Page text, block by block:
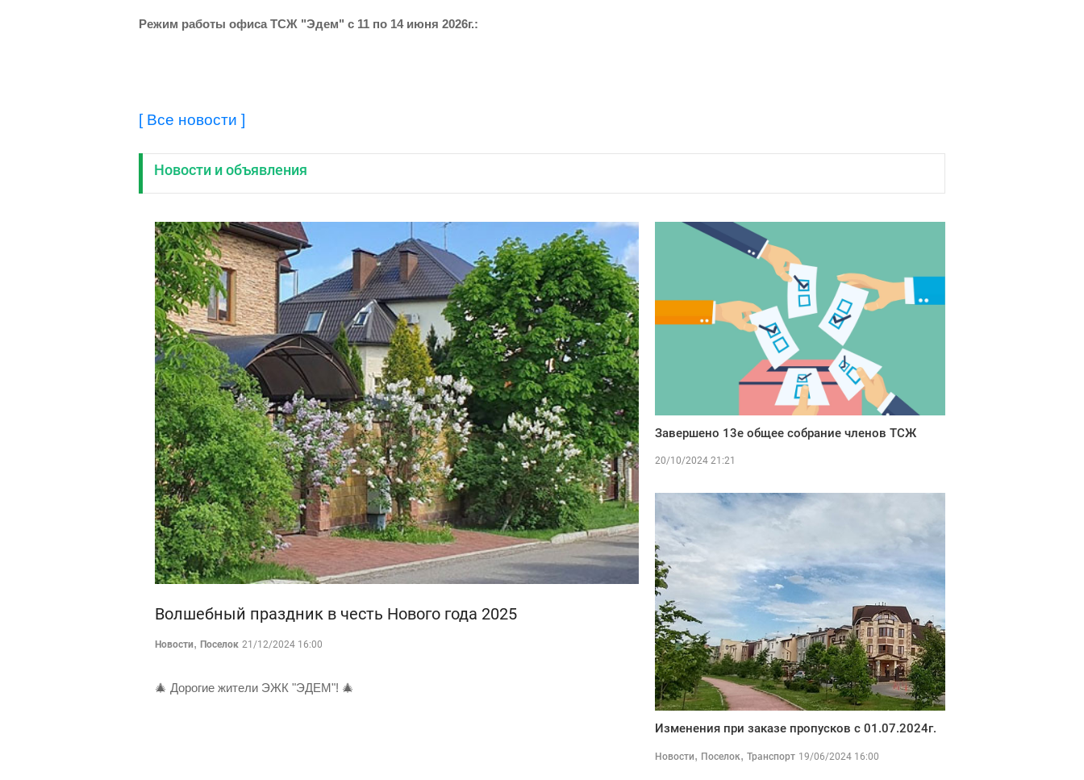
Режим работы офиса ТСЖ "Эдем" с 11 по 14 июня 2026г.:
[ Все новости ]
Новости и объявления
Волшебный праздник в честь Нового года 2025
Новости, Поселок 21/12/2024 16:00
🎄 Дорогие жители ЭЖК "ЭДЕМ"! 🎄
Завершено 13е общее собрание членов ТСЖ
20/10/2024 21:21
Изменения при заказе пропусков c 01.07.2024г.
Новости, Поселок, Транспорт 19/06/2024 16:00